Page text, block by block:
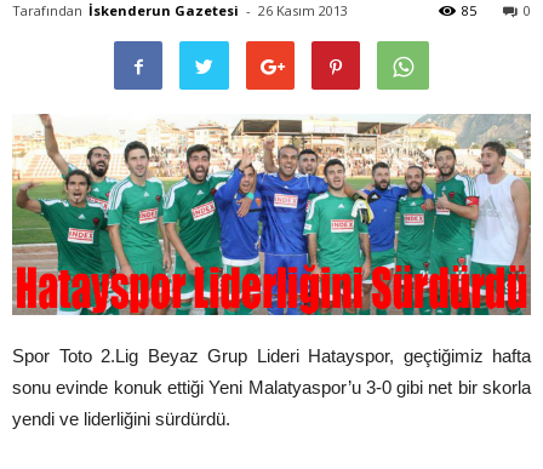
Tarafından İskenderun Gazetesi - 26 Kasım 2013 0
85
Spor Toto 2.Lig Beyaz Grup Lideri Hatayspor, geçtiğimiz hafta
sonu evinde konuk ettiği Yeni Malatyaspor’u 3-0 gibi net bir skorla
yendi ve liderliğini sürdürdü.